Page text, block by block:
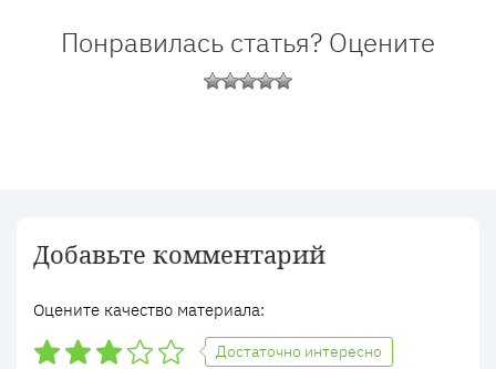
Понравилась статья? Оцените
Добавьте комментарий
Оцените качество материала:
Достаточно интересно